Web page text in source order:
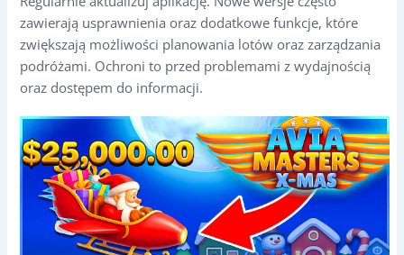
zawierają usprawnienia oraz dodatkowe funkcje, które
zwiększają możliwości planowania lotów oraz zarządzania
podróżami. Ochroni to przed problemami z wydajnością
oraz dostępem do informacji.